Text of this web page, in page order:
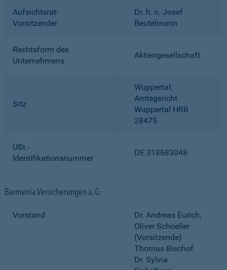
Aufsichtsrat-
Vorsitzender
Dr. h. c. Josef
Beutelmann
Rechtsform des
Unternehmens
Aktiengesellschaft
Sitz
Wuppertal;
Amtsgericht
Wuppertal HRB
28475
USt.-
Identifikationsnummer
DE 318683048
Barmenia Versicherungen a. G.
Vorstand
Dr. Andreas Eurich,
Oliver Schoeller
(Vorsitzende)
Thomas Bischof
Dr. Sylvia